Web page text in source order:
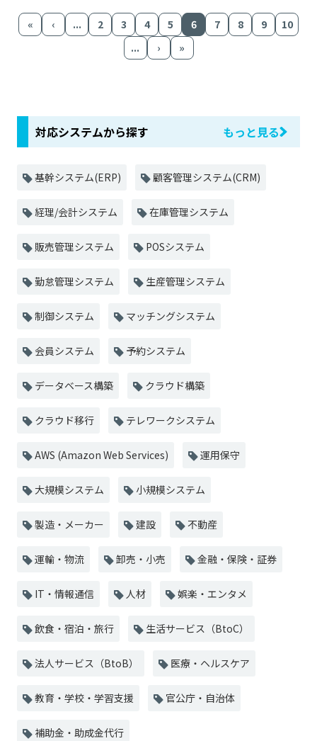
« ‹ ... 2 3 4 5 6 7 8 9
10
...
› »
対応システムから探す もっと見る
基幹システム(ERP) 顧客管理システム(CRM)
経理/会計システム 在庫管理システム
販売管理システム POSシステム
勤怠管理システム 生産管理システム
制御システム マッチングシステム
会員システム 予約システム
データベース構築 クラウド構築
クラウド移行 テレワークシステム
AWS (Amazon Web Services) 運用保守
大規模システム 小規模システム
製造・メーカー 建設 不動産
運輸・物流 卸売・小売 金融・保険・証券
IT・情報通信 人材 娯楽・エンタメ
飲食・宿泊・旅行 生活サービス（BtoC）
法人サービス（BtoB） 医療・ヘルスケア
教育・学校・学習支援 官公庁・自治体
補助金・助成金代行